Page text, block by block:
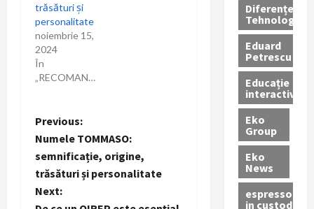
trăsături și
personalitate
noiembrie 15,
2024
În
„RECOMANDARI”
P
o
s
Previous:
Numele TOMMASO:
semnificație, origine,
trăsături și personalitate
Next:
Diferențe
Tehnologice
Eduard
Petrescu
Educație
interactivă
Eko
Group
Eko
News
espressoare
in custodie